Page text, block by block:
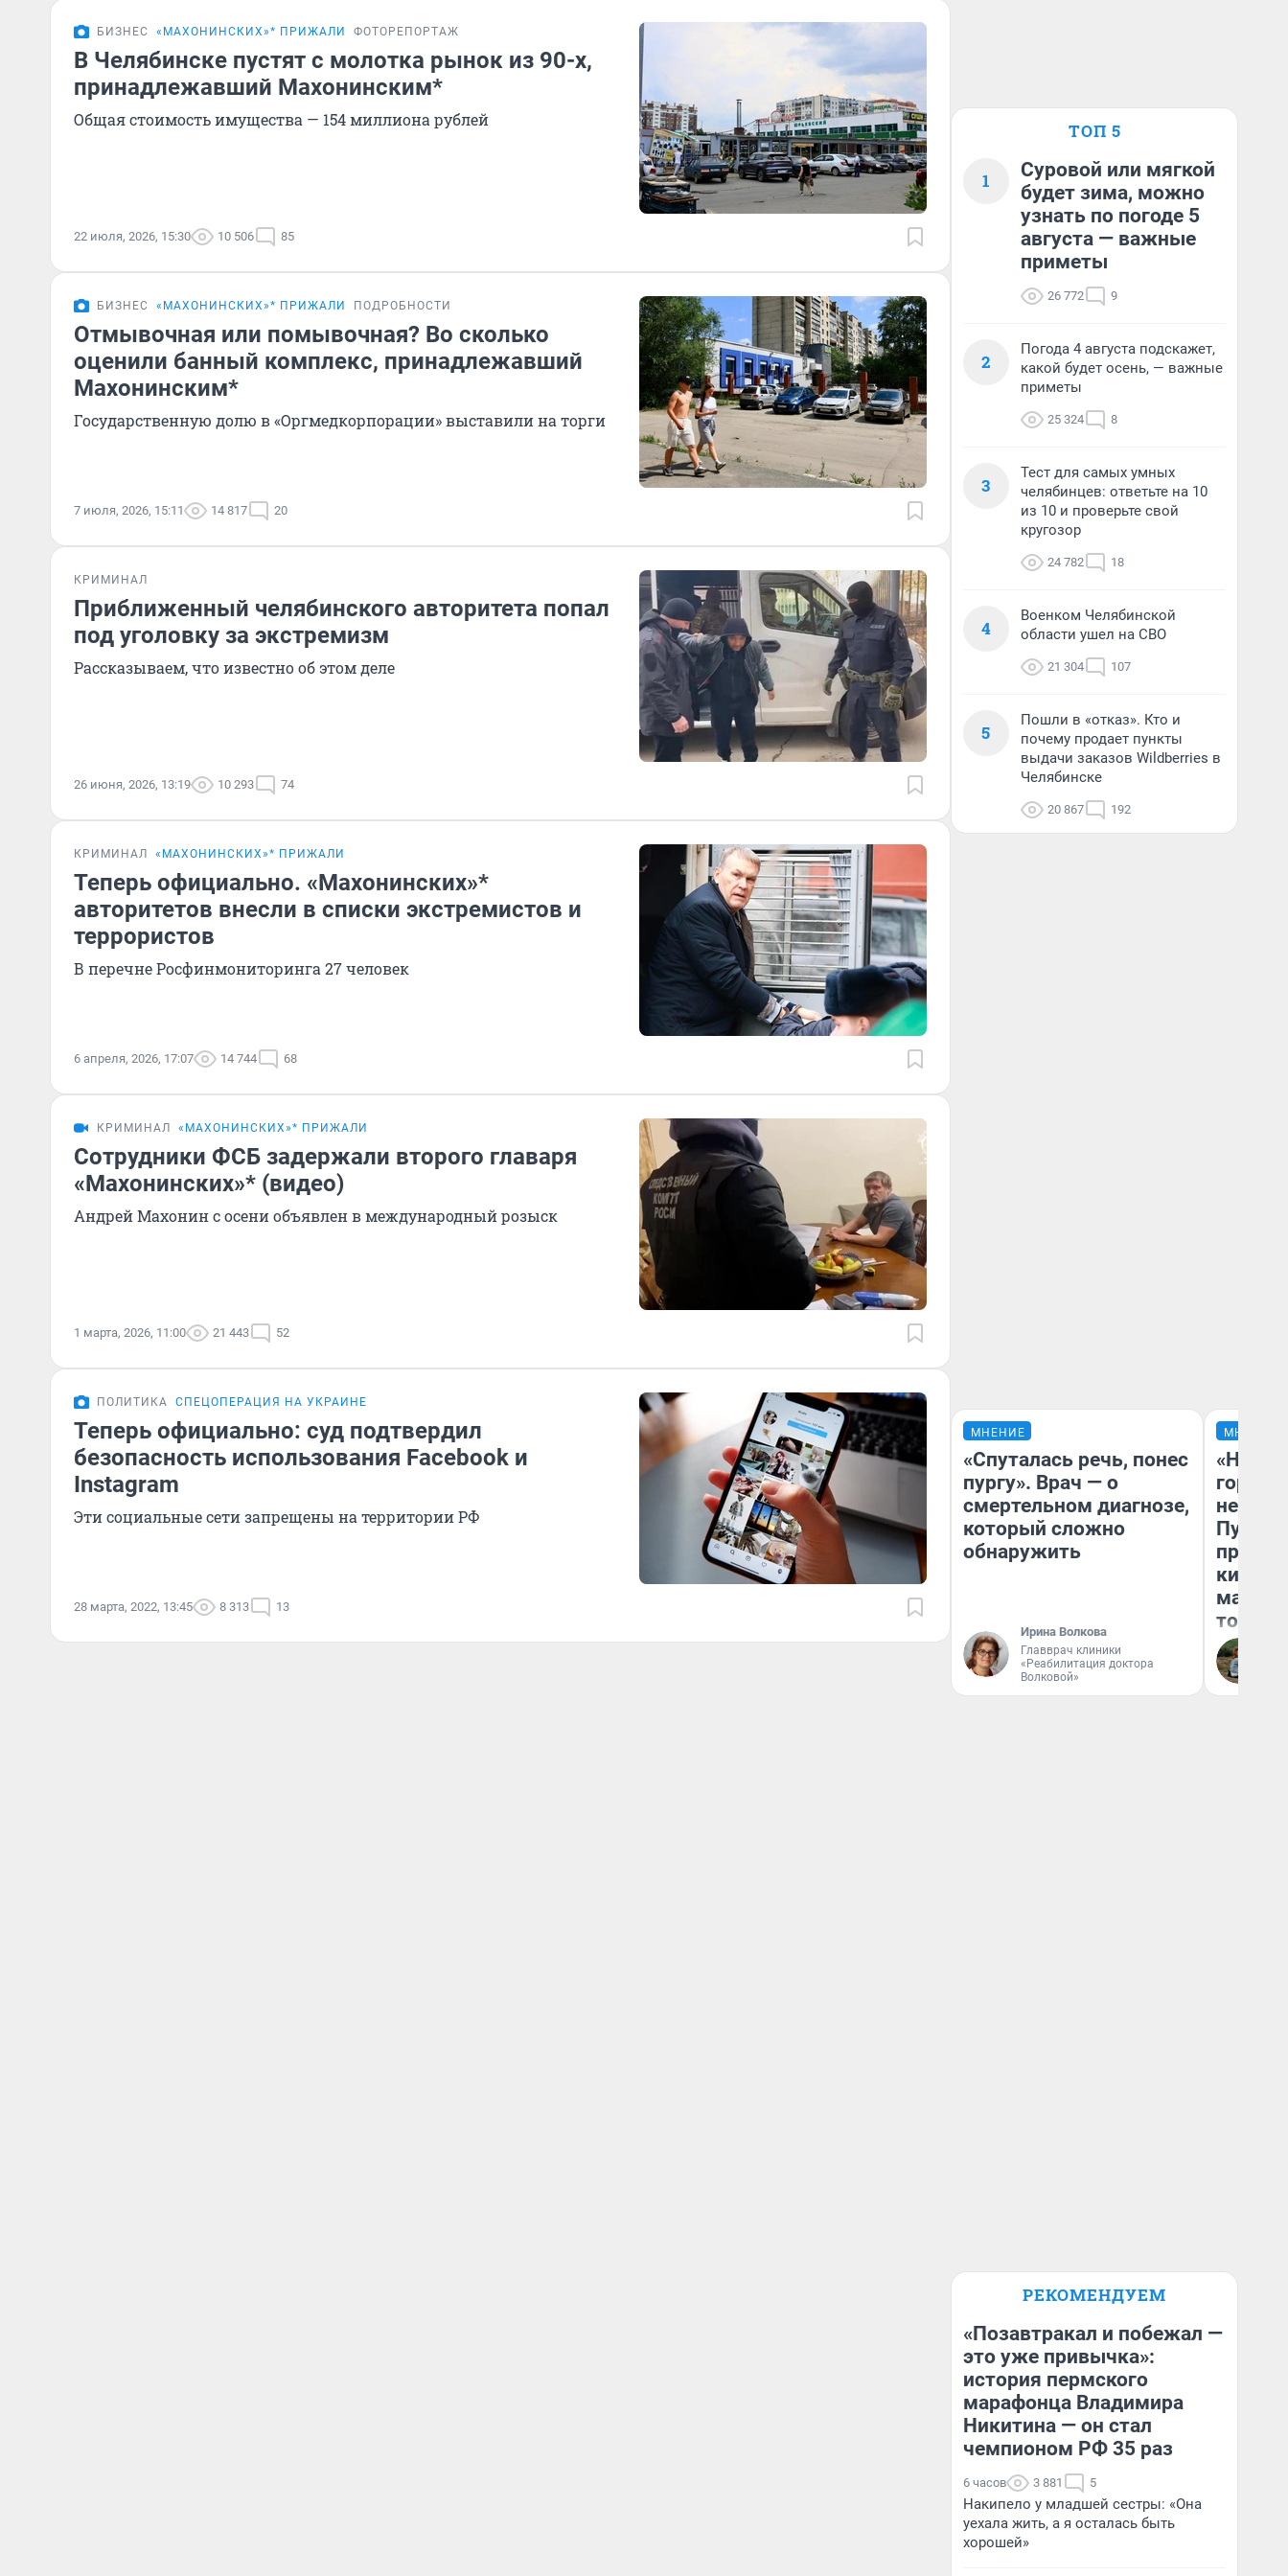
БИЗНЕС «МАХОНИНСКИХ»* ПРИЖАЛИ ФОТОРЕПОРТАЖ
В Челябинске пустят с молотка рынок из 90-х,
принадлежавший Махонинским*
Общая стоимость имущества — 154 миллиона рублей
22 июля, 2026, 15:30 10 506 85
БИЗНЕС «МАХОНИНСКИХ»* ПРИЖАЛИ ПОДРОБНОСТИ
Отмывочная или помывочная? Во сколько
оценили банный комплекс, принадлежавший
Махонинским*
Государственную долю в «Оргмедкорпорации» выставили на торги
7 июля, 2026, 15:11 14 817 20
КРИМИНАЛ
Приближенный челябинского авторитета попал
под уголовку за экстремизм
Рассказываем, что известно об этом деле
26 июня, 2026, 13:19 10 293 74
КРИМИНАЛ «МАХОНИНСКИХ»* ПРИЖАЛИ
Теперь официально. «Махонинских»*
авторитетов внесли в списки экстремистов и
террористов
В перечне Росфинмониторинга 27 человек
6 апреля, 2026, 17:07 14 744 68
КРИМИНАЛ «МАХОНИНСКИХ»* ПРИЖАЛИ
Сотрудники ФСБ задержали второго главаря
«Махонинских»* (видео)
Андрей Махонин с осени объявлен в международный розыск
1 марта, 2026, 11:00 21 443 52
ПОЛИТИКА СПЕЦОПЕРАЦИЯ НА УКРАИНЕ
Теперь официально: суд подтвердил
безопасность использования Facebook и
Instagram
Эти социальные сети запрещены на территории РФ
28 марта, 2022, 13:45 8 313 13
ТОП 5
1
Суровой или мягкой
будет зима, можно
узнать по погоде 5
августа — важные
приметы
26 772 9
2
Погода 4 августа подскажет,
какой будет осень, — важные
приметы
25 324 8
3
Тест для самых умных
челябинцев: ответьте на 10
из 10 и проверьте свой
кругозор
24 782 18
4
Военком Челябинской
области ушел на СВО
21 304 107
5
Пошли в «отказ». Кто и
почему продает пункты
выдачи заказов Wildberries в
Челябинске
20 867 192
МНЕНИЕ
«Спуталась речь, понес
пургу». Врач — о
смертельном диагнозе,
который сложно
обнаружить
Ирина Волкова
Главврач клиники
«Реабилитация доктора
Волковой»
МНЕНИЕ
«Нет
того
РЕКОМЕНДУЕМ
«Позавтракал и побежал —
это уже привычка»:
история пермского
марафонца Владимира
Никитина — он стал
чемпионом РФ 35 раз
6 часов 3 881 5
Накипело у младшей сестры: «Она
уехала жить, а я осталась быть
хорошей»